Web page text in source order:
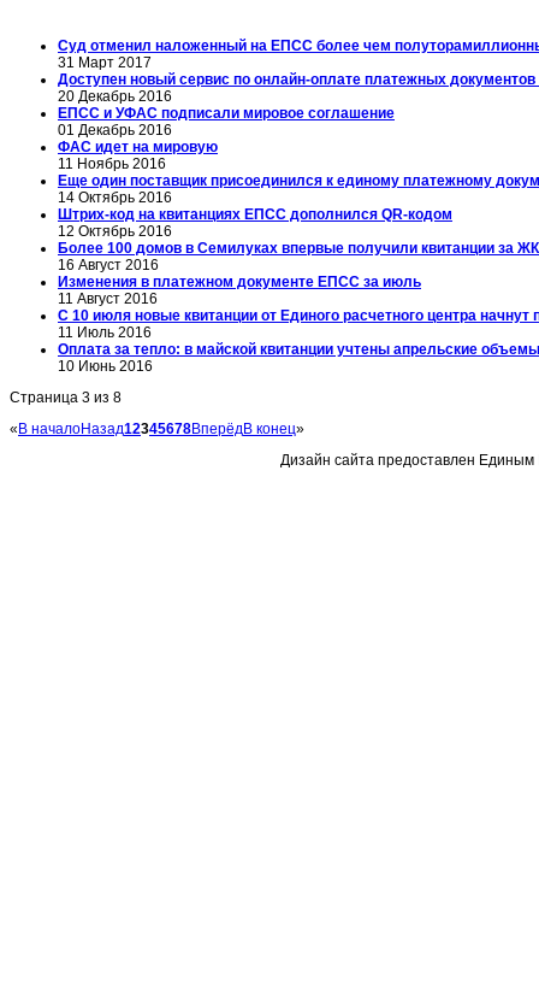
Суд отменил наложенный на ЕПСС более чем
31 Март 2017
Доступен новый сервис по онлайн-оплате платежных документов
20 Декабрь 2016
ЕПСС и УФАС подписали мировое соглашение
01 Декабрь 2016
ФАС идет на мировую
11 Ноябрь 2016
Еще один поставщик присоединился к единому платежному
14 Октябрь 2016
Штрих-код на квитанциях ЕПСС дополнился QR-кодом
12 Октябрь 2016
Более 100 домов в Семилуках впервые получили квитанции за
16 Август 2016
Изменения в платежном документе ЕПСС за июль
11 Август 2016
С 10 июля новые квитанции от Единого расчетного центра начнут
11 Июль 2016
Оплата за тепло: в майской квитанции учтены апрельские
10 Июнь 2016
Страница 3 из 8
« В началоНазад12345678ВперёдВ конец»
Дизайн сайта предоставлен